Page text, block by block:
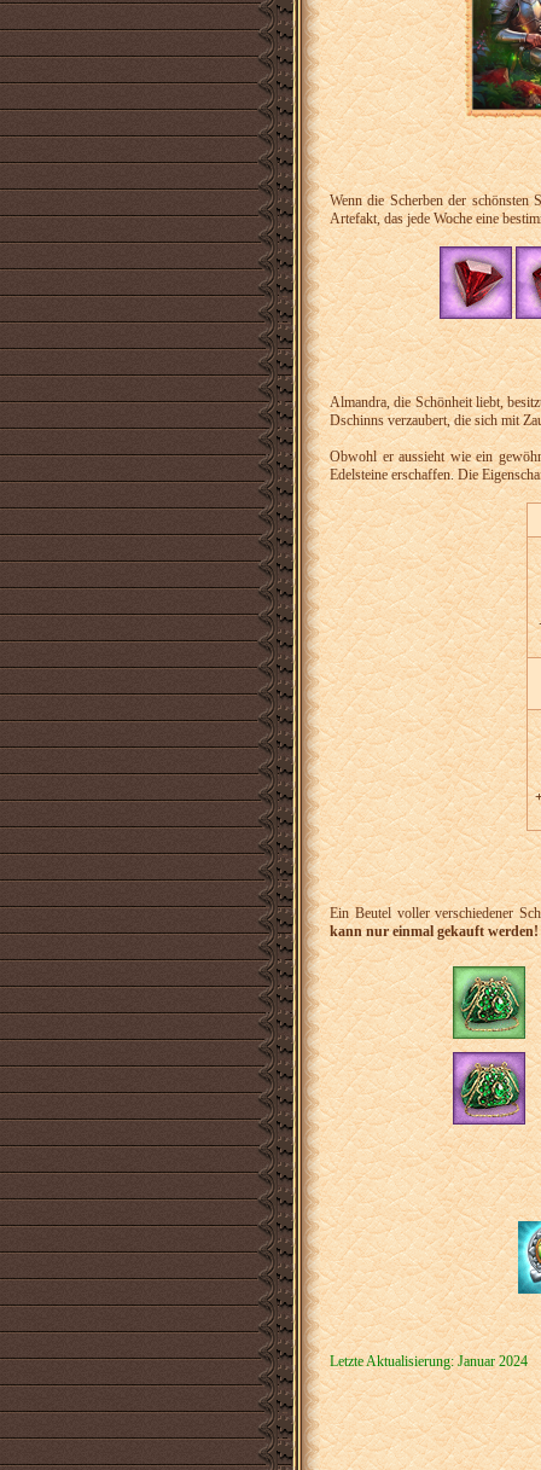
Wenn die Scherben der schönsten
Artefakt, das jede Woche eine
Almandra, die Schönheit liebt,
Dschinns verzaubert, die sich mit
Obwohl er aussieht wie ein
Edelsteine erschaffen. Die
Ein Beutel voller verschiedener
kann nur einmal gekauft werden!
Letzte Aktualisierung: Januar 2024